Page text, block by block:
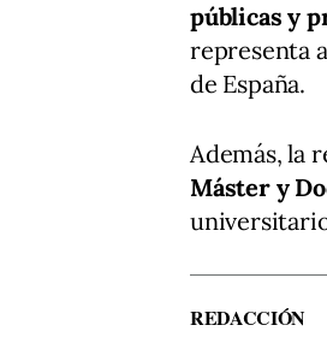
públicas y
representa
de España.
Además, la
Máster y
REDACCIÓN